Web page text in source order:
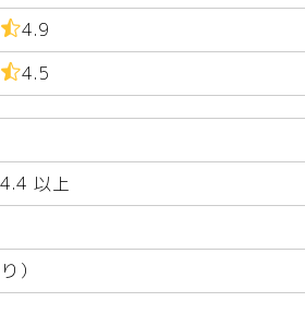
4.9
4.5
以上
）